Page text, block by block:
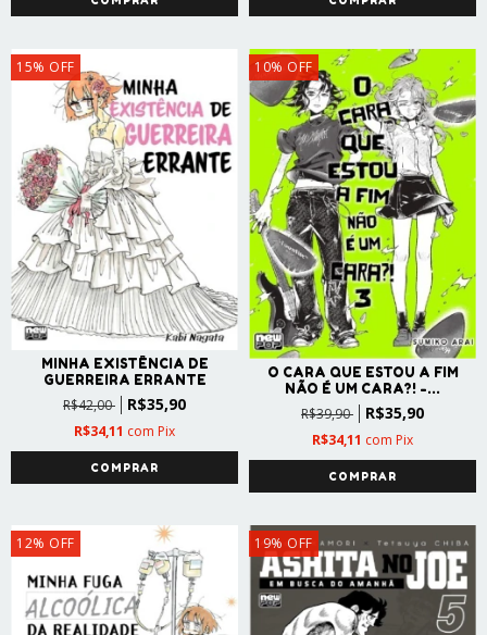
15% OFF
MINHA EXISTÊNCIA DE
GUERREIRA ERRANTE
R$42,00 R$35,90
R$34,11 com Pix
10% OFF
O CARA QUE ESTOU A FIM
NÃO É UM CARA?! -...
R$39,90 R$35,90
R$34,11 com Pix
12% OFF 19% OFF